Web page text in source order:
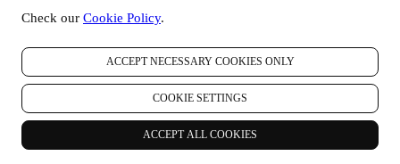
Check our Cookie Policy.
ACCEPT NECESSARY COOKIES ONLY
COOKIE SETTINGS
ACCEPT ALL COOKIES
vous concernant, telles que votre situation géographique,
concerne nos produits. Nous utiliserons ces données pour
personnaliser nos communications afin de les rendre plus
pertinentes et intéressantes. Il n’y aura aucun autre effet. Nous
collectons aussi des données statistiques concernant
l’ouverture des e-mails et les clics, utilisant à cet effet des
technologies industrielles standard pour nous aider dans le